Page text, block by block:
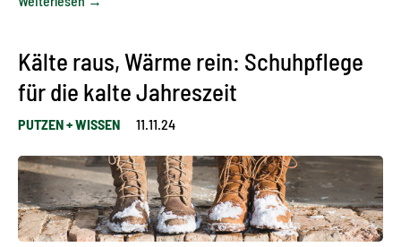
Kälte raus, Wärme rein: Schuhpflege
für die kalte Jahreszeit
PUTZEN + WISSEN 11.11.24